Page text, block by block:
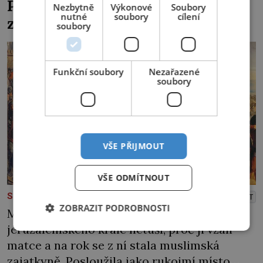
skon císaře […]
Přerostly status sňatkového
zboží?
SLAVNÉ OSOBNOSTI PŘEHRÁT
Malá Judita tomu nerozumí. Tříletá dcerka
jeruzalémského krále netuší, proč ji vzali
matce a na rok se z ní stala muslimská
Nezbytně
nutné
soubory
Výkonové
soubory
Soubory
cílení
Funkční soubory
Nezařazené
soubory
VŠE PŘIJMOUT
VŠE ODMÍTNOUT
ZOBRAZIT PODROBNOSTI